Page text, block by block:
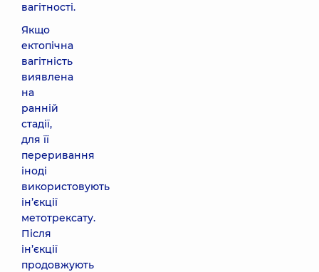
вагітності.
Якщо
ектопічна
вагітність
виявлена
на
ранній
стадії,
для її
переривання
іноді
використовують
ін’єкції
метотрексату.
Після
ін’єкції
продовжують